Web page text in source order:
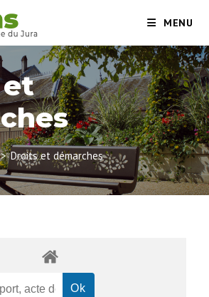
MENU
> Droits et démarches